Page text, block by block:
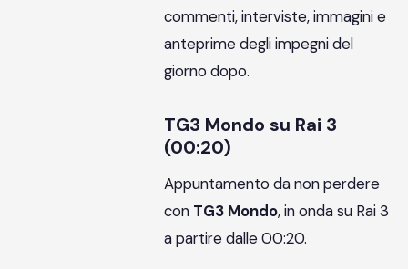
commenti, interviste, immagini e
anteprime degli impegni del
giorno dopo.
TG3 Mondo su Rai 3
(00:20)
Appuntamento da non perdere
con TG3 Mondo, in onda su Rai 3
a partire dalle 00:20.